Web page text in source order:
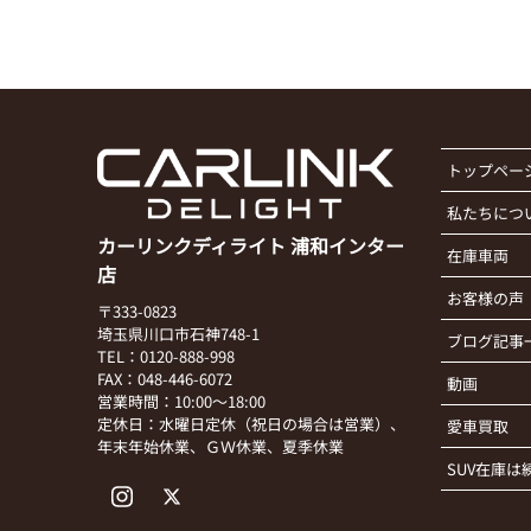
カーリンクディライト 浦和インター
店
〒333-0823
埼玉県川口市石神748-1
TEL：0120-888-998
FAX：048-446-6072
営業時間：10:00～18:00
定休日：水曜日定休（祝日の場合は営業）、
年末年始休業、ＧＷ休業、夏季休業
トップペー
私たちにつ
在庫車両
お客様の声
ブログ記事
動画
愛車買取
SUV在庫は